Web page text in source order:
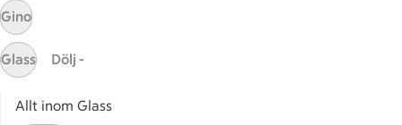
Prenumerera
Gino
Glass Dölj -
Allt inom Glass